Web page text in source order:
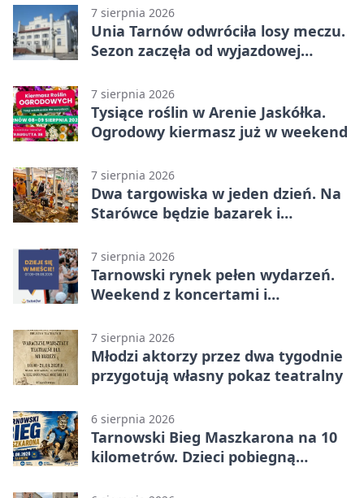
7 sierpnia 2026
Unia Tarnów odwróciła losy meczu.
Sezon zaczęła od wyjazdowej
7 sierpnia 2026
Tysiące roślin w Arenie Jaskółka.
Ogrodowy kiermasz już w weekend
7 sierpnia 2026
Dwa targowiska w jeden dzień. Na
Starówce będzie bazarek i
7 sierpnia 2026
Tarnowski rynek pełen wydarzeń.
Weekend z koncertami i
7 sierpnia 2026
Młodzi aktorzy przez dwa tygodnie
przygotują własny pokaz teatralny
6 sierpnia 2026
Tarnowski Bieg Maszkarona na 10
kilometrów. Dzieci pobiegną